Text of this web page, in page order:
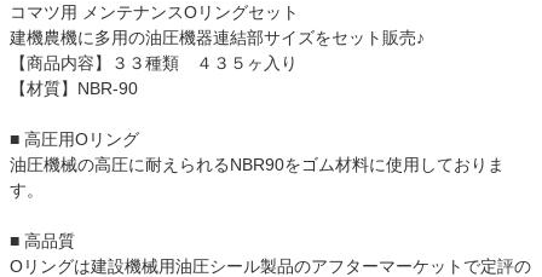
コマツ用 メンテナンスOリングセット
建機農機に多用の油圧機器連結部サイズをセット販売♪
【商品内容】３３種類 ４３５ヶ入り
【材質】NBR-90
■ 高圧用Oリング
油圧機械の高圧に耐えられるNBR90をゴム材料に使用しておりま
す。
■ 高品質
Oリングは建設機械用油圧シール製品のアフターマーケットで定評の